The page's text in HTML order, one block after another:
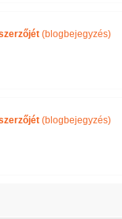
(blogbejegyzés)
(blogbejegyzés)